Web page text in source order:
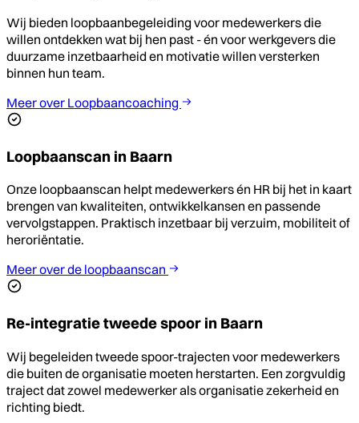
Wij bieden loopbaanbegeleiding voor medewerkers die
willen ontdekken wat bij hen past - én voor werkgevers die
duurzame inzetbaarheid en motivatie willen versterken
binnen hun team.
Meer over Loopbaancoaching
Loopbaanscan in Baarn
Onze loopbaanscan helpt medewerkers én HR bij het in kaart
brengen van kwaliteiten, ontwikkelkansen en passende
vervolgstappen. Praktisch inzetbaar bij verzuim, mobiliteit of
heroriëntatie.
Meer over de loopbaanscan
Re-integratie tweede spoor in Baarn
Wij begeleiden tweede spoor-trajecten voor medewerkers
die buiten de organisatie moeten herstarten. Een zorgvuldig
traject dat zowel medewerker als organisatie zekerheid en
richting biedt.